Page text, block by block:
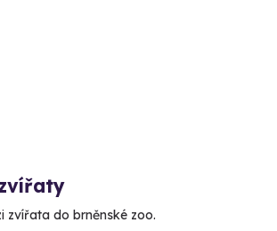
zvířata do brněnské zoo.